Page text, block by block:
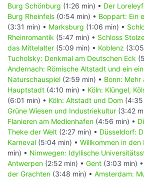
Burg Schönburg (1:26 min) • Der
Burg Rheinfels (0:54 min) • Boppart: Ein
(3:31 min) • Marksburg (1:06 min) •
Rheinromantik (5:47 min) • Schloss
das Mittelalter (5:09 min) • Koblenz
Tucholsky: Denkmal am Deutschen Eck
Andernach: Römische Altstadt und ein
Naturschauspiel (2:59 min) • Bonn: Mehr
Hauptstadt (4:10 min) • Köln: Klüngel,
(6:01 min) • Köln: Altstadt und Dom (4:35
Grüne Wiesen und Industriekultur (3:42
Flanieren am Medienhafen (4:56 min) •
Theke der Welt (2:27 min) • Düsseldorf:
Karneval (5:04 min) • Willkommen in den
min) • Nimwegen: Idyllische
Antwerpen (2:52 min) • Gent (3:03 min) •
der Grachten (3:48 min) • Amsterdam: